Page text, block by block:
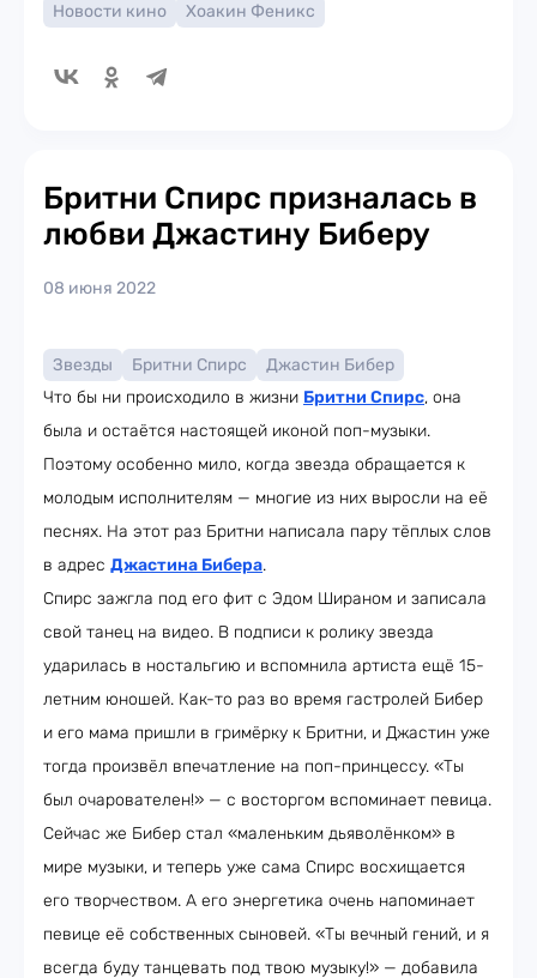
Новости кино Хоакин Феникс
Бритни Спирс призналась в
любви Джастину Биберу
08 июня 2022
Звезды Бритни Спирс
Джастин Бибер
Что бы ни происходило в жизни Бритни Спирс, она
была и остаётся настоящей иконой поп-музыки.
Поэтому особенно мило, когда звезда обращается к
молодым исполнителям — многие из них выросли на её
песнях. На этот раз Бритни написала пару тёплых слов
в адрес Джастина Бибера.
Спирс зажгла под его фит с Эдом Шираном и записала
свой танец на видео. В подписи к ролику звезда
ударилась в ностальгию и вспомнила артиста ещё 15-
летним юношей. Как-то раз во время гастролей Бибер
и его мама пришли в гримёрку к Бритни, и Джастин уже
тогда произвёл впечатление на поп-принцессу. «Ты
был очарователен!» — с восторгом вспоминает певица.
Сейчас же Бибер стал «маленьким дьяволёнком» в
мире музыки, и теперь уже сама Спирс восхищается
его творчеством. А его энергетика очень напоминает
певице её собственных сыновей. «Ты вечный гений, и я
всегда буду танцевать под твою музыку!» — добавила